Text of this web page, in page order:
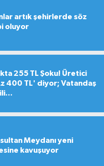
artık şehirlerde söz
oluyor
255 TL Şoku! Üretici
400 TL' diyor; Vatandaş
Meydanı yeni
kavuşuyor